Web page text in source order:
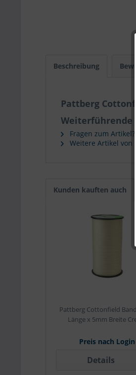
Beschreibung
Pattberg
Weiterführende
Fragen zum Artikel?
Weitere Artikel von
Kunden kauften auch
Pattberg Cottonfield
Länge x 5mm Breite
Preis nach Login
Details